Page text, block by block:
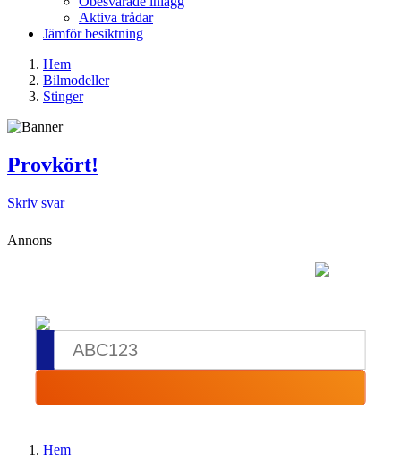
Aktiva trådar
Jämför besiktning
Hem
Bilmodeller
Stinger
Provkört!
Skriv svar
Annons
Hem